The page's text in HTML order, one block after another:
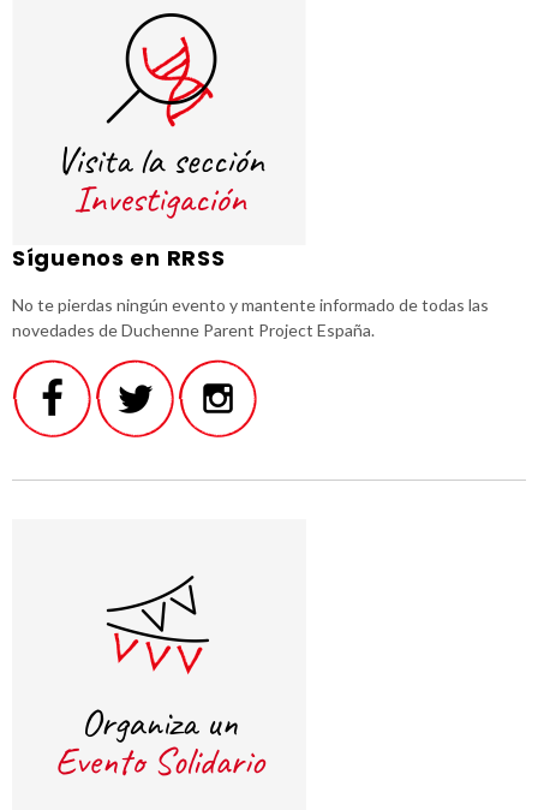
Síguenos en RRSS
No te pierdas ningún evento y mantente informado de todas las
novedades de Duchenne Parent Project España.